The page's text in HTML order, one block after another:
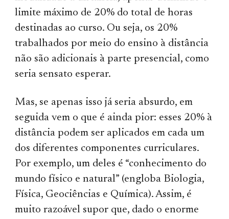
limite máximo de 20% do total de horas
destinadas ao curso. Ou seja, os 20%
trabalhados por meio do ensino à distância
não são adicionais à parte presencial, como
seria sensato esperar.
Mas, se apenas isso já seria absurdo, em
seguida vem o que é ainda pior: esses 20% à
distância podem ser aplicados em cada um
dos diferentes componentes curriculares.
Por exemplo, um deles é “conhecimento do
mundo físico e natural” (engloba Biologia,
Física, Geociências e Química). Assim, é
muito razoável supor que, dado o enorme